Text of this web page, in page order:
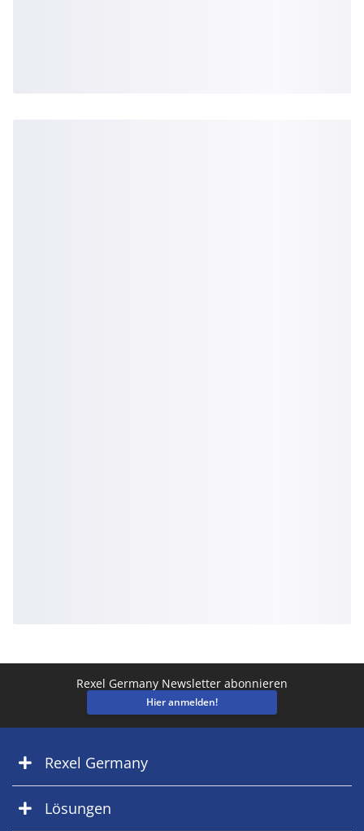
Rexel Germany Newsletter abonnieren
Hier anmelden!
Rexel Germany
Lösungen